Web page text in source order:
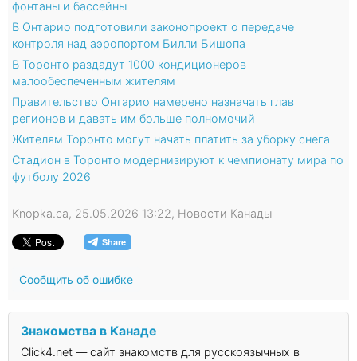
фонтаны и бассейны
В Онтарио подготовили законопроект о передаче
контроля над аэропортом Билли Бишопа
В Торонто раздадут 1000 кондиционеров
малообеспеченным жителям
Правительство Онтарио намерено назначать глав
регионов и давать им больше полномочий
Жителям Торонто могут начать платить за уборку снега
Стадион в Торонто модернизируют к чемпионату мира по
футболу 2026
Knopka.ca, 25.05.2026 13:22, Новости Канады
Сообщить об ошибке
Знакомства в Канаде
Click4.net — сайт знакомств для русскоязычных в